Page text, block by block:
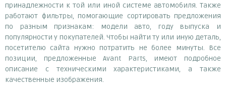
принадлежности к той или иной системе автомобиля. Также
работают фильтры, помогающие сортировать предложения
по разным признакам: модели авто, году выпуска и
популярности у покупателей. Чтобы найти ту или иную деталь,
посетителю сайта нужно потратить не более минуты. Все
позиции, предложенные Avant Parts, имеют подробное
описание с техническими характеристиками, а также
качественные изображения.